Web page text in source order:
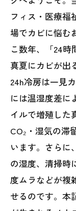
フィス・医療福
場でカビに悩む
こ数年、「24
真夏にカビが出
24h冷房は一見
には温湿度差に
イルで増殖した
CO₂・湿気の滞
います。さらに
の湿度、清掃時
度ムラなどが複
せるのです。本